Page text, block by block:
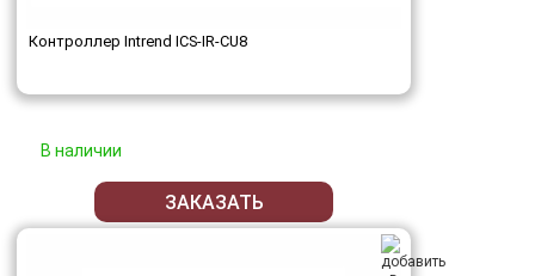
Контроллер Intrend ICS-IR-CU8
В наличии
ЗАКАЗАТЬ